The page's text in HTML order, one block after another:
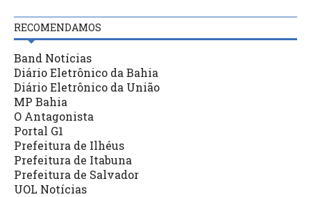
RECOMENDAMOS
Band Notícias
Diário Eletrônico da Bahia
Diário Eletrônico da União
MP Bahia
O Antagonista
Portal G1
Prefeitura de Ilhéus
Prefeitura de Itabuna
Prefeitura de Salvador
UOL Notícias